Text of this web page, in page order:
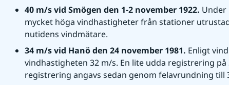
40 m/s vid Smögen den 1-2 november 1922. Under
mycket höga vindhastigheter från stationer
nutidens vindmätare.
34 m/s vid Hanö den 24 november 1981. Enligt
vindhastigheten 32 m/s. En lite udda registrering
registrering angavs sedan genom felavrundning till